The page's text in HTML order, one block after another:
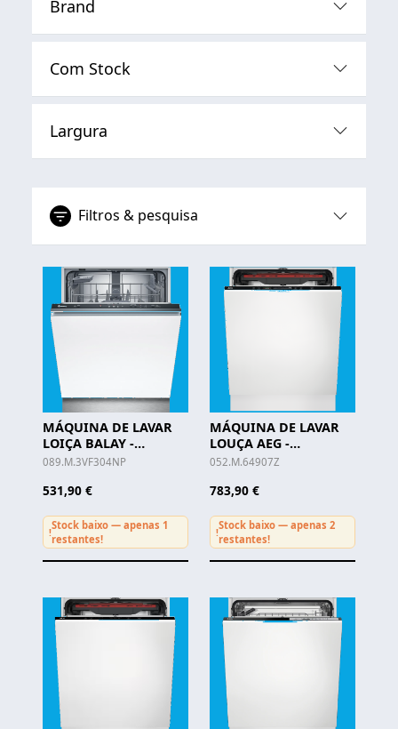
Filtros & pesquisa
MÁQUINA DE LAVAR
LOIÇA BALAY -
3VF304NP
089.M.3VF304NP
531,90 €
!
Stock baixo — apenas 1
restantes!
MÁQUINA DE LAVAR
LOUÇA AEG -
FSB64907Z
052.M.64907Z
783,90 €
!
Stock baixo — apenas 2
restantes!
Brand
Com Stock
Largura